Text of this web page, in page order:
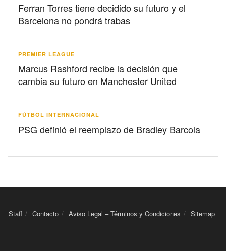
Ferran Torres tiene decidido su futuro y el
Barcelona no pondrá trabas
PREMIER LEAGUE
Marcus Rashford recibe la decisión que
cambia su futuro en Manchester United
FÚTBOL INTERNACIONAL
PSG definió el reemplazo de Bradley Barcola
Staff Contacto Aviso Legal – Términos y Condiciones Sitemap